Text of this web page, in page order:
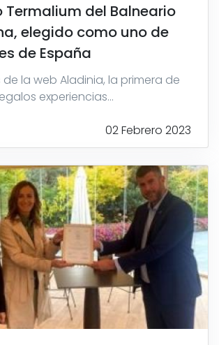
Termalium del Balneario
elegido como uno de
de España
de la web Aladinia, la primera de
experiencias...
02 Febrero 2023